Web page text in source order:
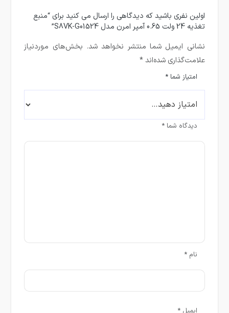
اولین نفری باشید که دیدگاهی را ارسال می کنید برای “منبع
تغذیه 24 ولت 0.65 آمپر امرن مدل S8VK-G01524”
نشانی ایمیل شما منتشر نخواهد شد. بخش‌های موردنیاز
علامت‌گذاری شده‌اند*
امتیاز شما*
دیدگاه شما*
نام*